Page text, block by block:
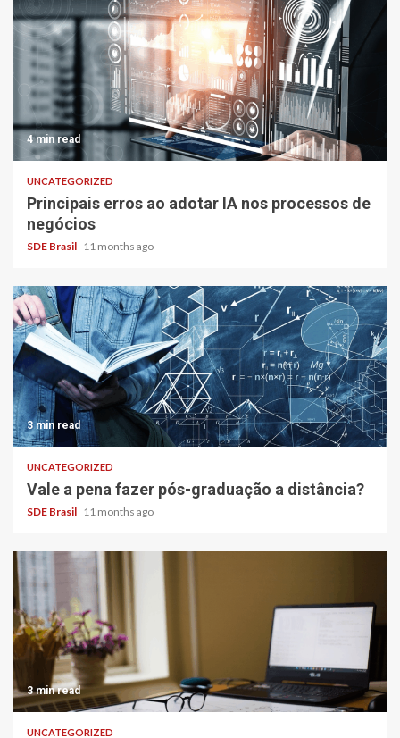
4 min read
UNCATEGORIZED
Principais erros ao adotar IA nos processos de
negócios
SDE Brasil 11 months ago
3 min read
UNCATEGORIZED
Vale a pena fazer pós-graduação a distância?
SDE Brasil 11 months ago
3 min read
UNCATEGORIZED